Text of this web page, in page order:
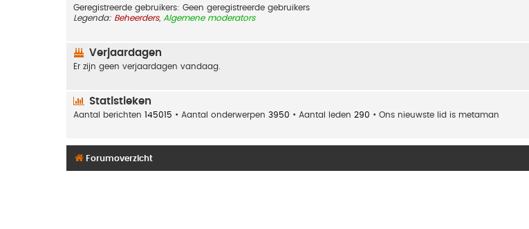
Geregistreerde gebruikers: Geen geregistreerde gebruikers
Legenda: Beheerders, Algemene moderators
Verjaardagen
Er zijn geen verjaardagen vandaag.
Statistieken
Aantal berichten 145015 • Aantal onderwerpen 3950 • Aantal leden 290 • Ons nieuwste lid is metaman
Forumoverzicht